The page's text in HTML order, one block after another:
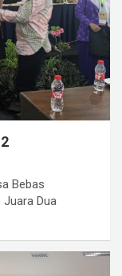
Bebas
Juara Dua